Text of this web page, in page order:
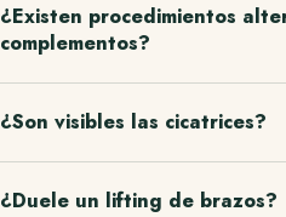
¿Existen procedimientos
complementos?
¿Son visibles las cicatrices?
¿Duele un lifting de brazos?